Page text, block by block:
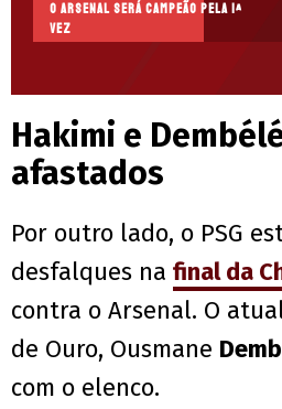
O Arsenal será campeão pela 1ª
vez
Hakimi e
afastados
Por outro lado, o PSG
desfalques na final da
contra o Arsenal. O
de Ouro, Ousmane
com o elenco.